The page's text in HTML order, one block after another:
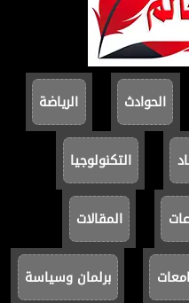
الحوادث الرياضة
التكنولوجيا
المقالات
برلمان وسياسة